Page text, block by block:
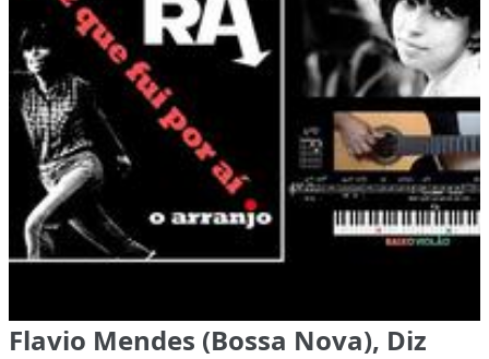
Flavio Mendes (Bossa Nova), Diz